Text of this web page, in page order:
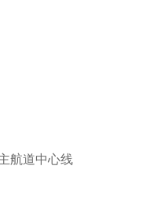
航道中心线